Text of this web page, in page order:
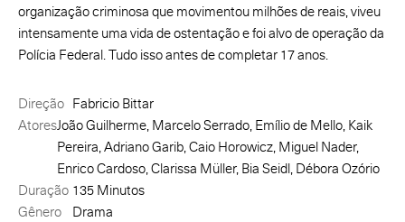
organização criminosa que movimentou milhões de reais, viveu
intensamente uma vida de ostentação e foi alvo de operação da
Polícia Federal. Tudo isso antes de completar 17 anos.
Direção Fabricio Bittar
AtoresJoão Guilherme, Marcelo Serrado, Emílio de Mello, Kaik
Pereira, Adriano Garib, Caio Horowicz, Miguel Nader,
Enrico Cardoso, Clarissa Müller, Bia Seidl, Débora Ozório
Duração 135 Minutos
Gênero
Drama